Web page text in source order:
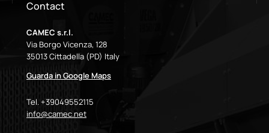
Contact
CAMEC s.r.l.
Via Borgo Vicenza, 128
35013 Cittadella (PD) Italy
Guarda in Google Maps
Tel. +39049552115
info@camec.net